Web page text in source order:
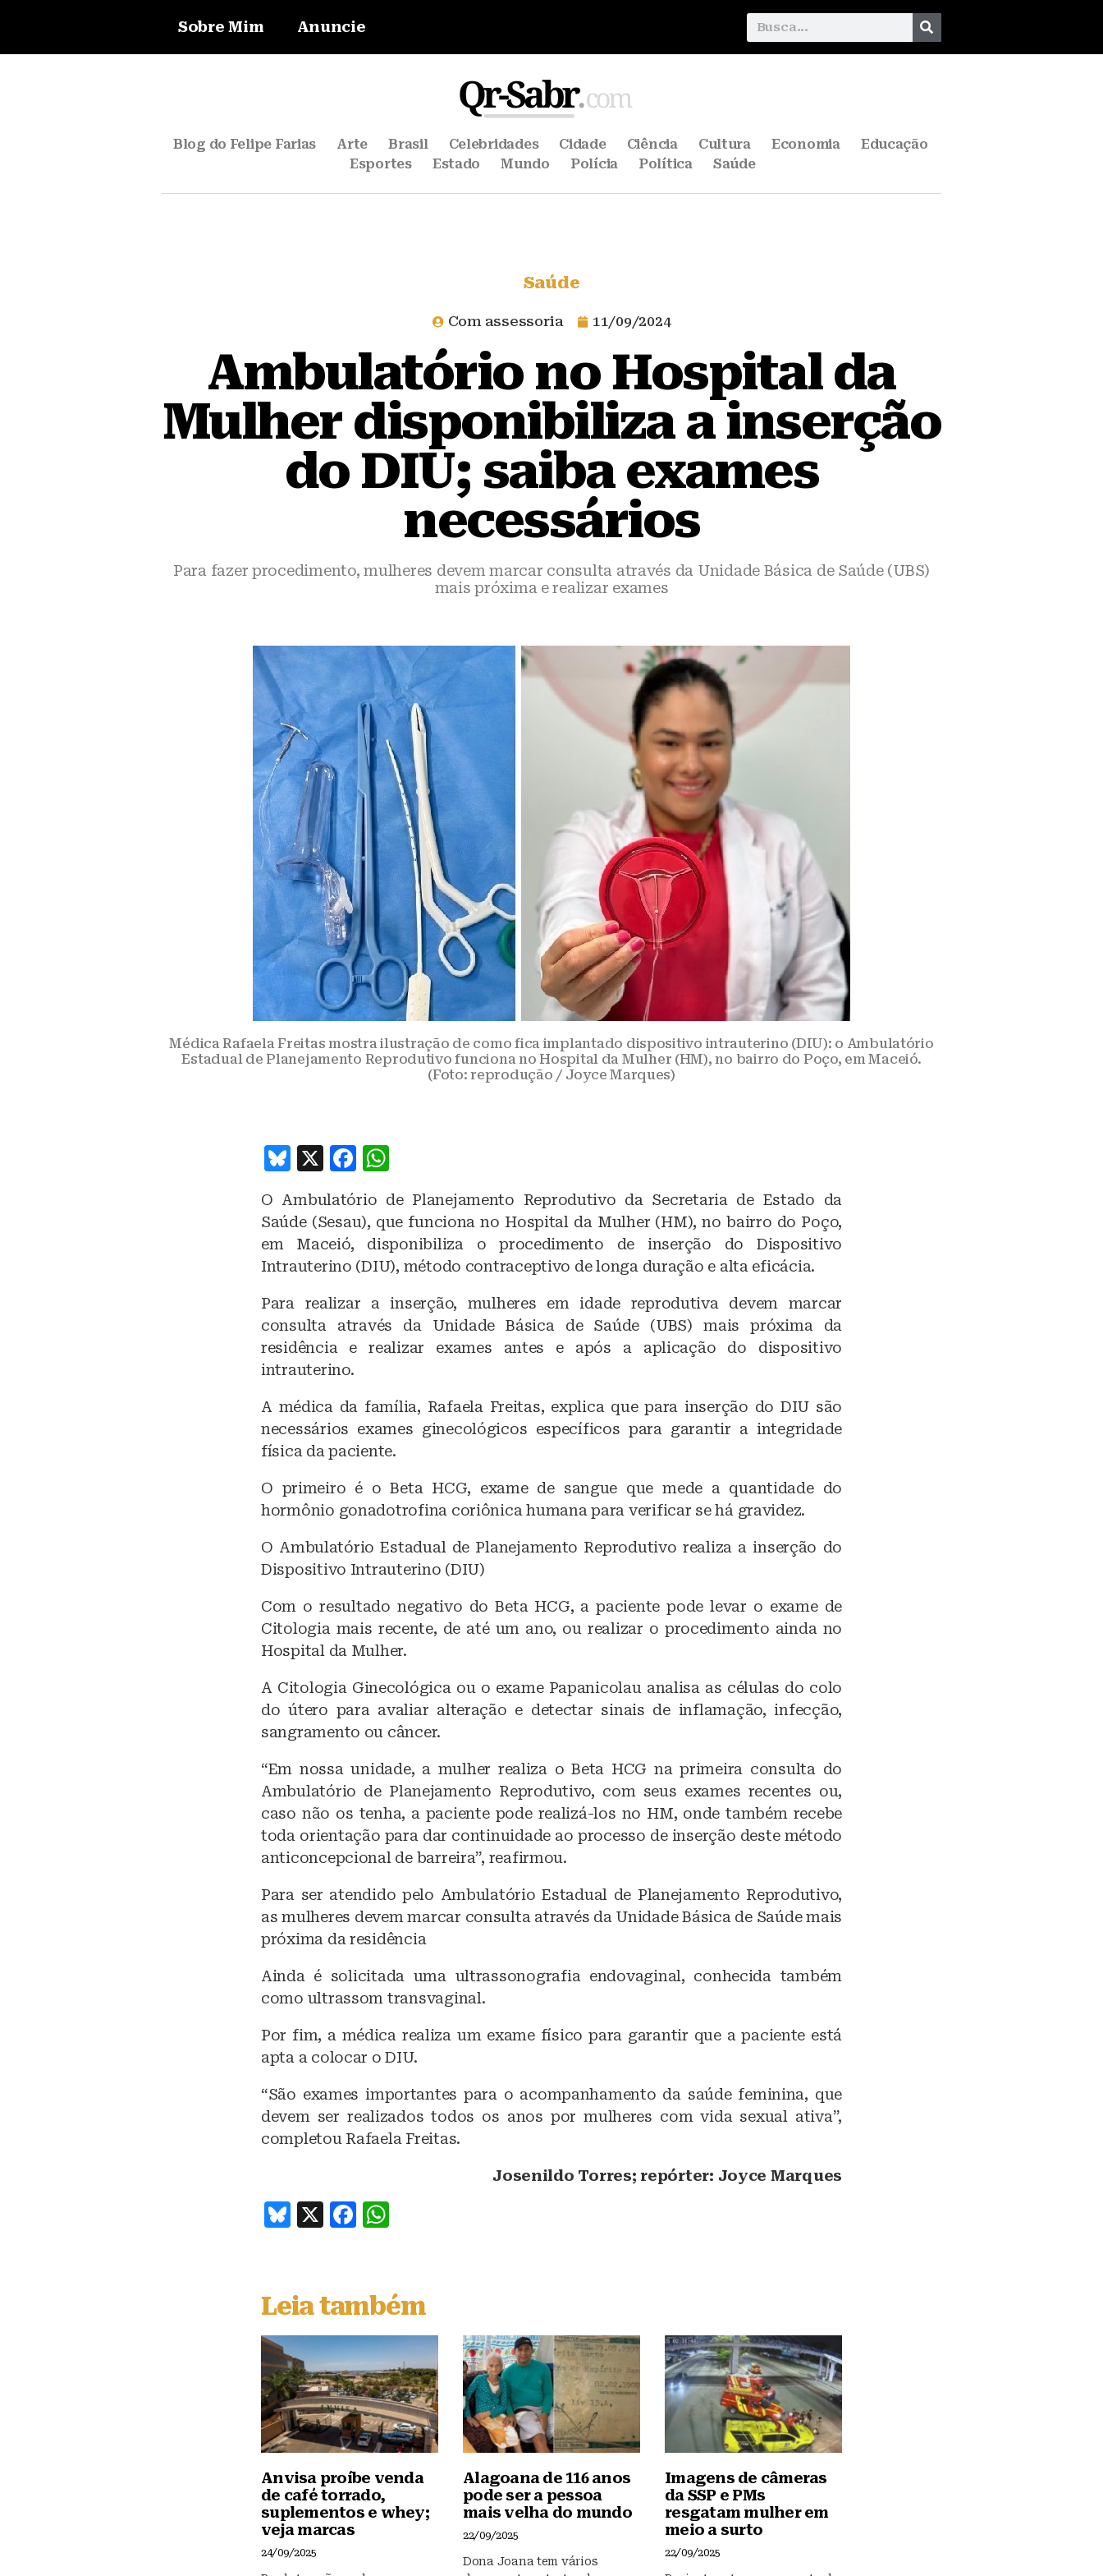
Sobre Mim Anuncie
Blog do Felipe Farias Arte Brasil Celebridades Cidade Ciência Cultura Economia
Educação
Esportes
Estado Mundo Polícia Política Saúde
Saúde
Com assessoria 11/09/2024
Ambulatório no Hospital da
Mulher disponibiliza a inserção
do DIU; saiba exames
necessários
Para fazer procedimento, mulheres devem marcar consulta através da Unidade Básica de Saúde (UBS)
mais próxima e realizar exames
Médica Rafaela Freitas mostra ilustração de como fica implantado dispositivo intrauterino (DIU): o Ambulatório
Estadual de Planejamento Reprodutivo funciona no Hospital da Mulher (HM), no bairro do Poço, em Maceió.
(Foto: reprodução / Joyce Marques)
B
e
s
k
X
F
c
e
b
o
k
at
s
A
p
p
O Ambulatório de Planejamento Reprodutivo da Secretaria de Estado da
Saúde (Sesau), que funciona no Hospital da Mulher (HM), no bairro do Poço,
em Maceió, disponibiliza o procedimento de inserção do Dispositivo
Intrauterino (DIU), método contraceptivo de longa duração e alta eficácia.
Para realizar a inserção, mulheres em idade reprodutiva devem marcar
consulta através da Unidade Básica de Saúde (UBS) mais próxima da
residência e realizar exames antes e após a aplicação do dispositivo
intrauterino.
A médica da família, Rafaela Freitas, explica que para inserção do DIU são
necessários exames ginecológicos específicos para garantir a integridade
física da paciente.
O primeiro é o Beta HCG, exame de sangue que mede a quantidade do
hormônio gonadotrofina coriônica humana para verificar se há gravidez.
O Ambulatório Estadual de Planejamento Reprodutivo realiza a inserção do
Dispositivo Intrauterino (DIU)
Com o resultado negativo do Beta HCG, a paciente pode levar o exame de
Citologia mais recente, de até um ano, ou realizar o procedimento ainda no
Hospital da Mulher.
A Citologia Ginecológica ou o exame Papanicolau analisa as células do colo
do útero para avaliar alteração e detectar sinais de inflamação, infecção,
sangramento ou câncer.
“Em nossa unidade, a mulher realiza o Beta HCG na primeira consulta do
Ambulatório de Planejamento Reprodutivo, com seus exames recentes ou,
caso não os tenha, a paciente pode realizá-los no HM, onde também recebe
toda orientação para dar continuidade ao processo de inserção deste método
anticoncepcional de barreira”, reafirmou.
Para ser atendido pelo Ambulatório Estadual de Planejamento Reprodutivo,
as mulheres devem marcar consulta através da Unidade Básica de Saúde mais
próxima da residência
Ainda é solicitada uma ultrassonografia endovaginal, conhecida também
como ultrassom transvaginal.
Por fim, a médica realiza um exame físico para garantir que a paciente está
apta a colocar o DIU.
“São exames importantes para o acompanhamento da saúde feminina, que
devem ser realizados todos os anos por mulheres com vida sexual ativa”,
completou Rafaela Freitas.
Josenildo Torres; repórter: Joyce Marques
B
s
k
y
X
F
e
b
o
o
k
s
A
p
p
Leia também
Anvisa proíbe venda
de café torrado,
suplementos e whey;
veja marcas
24/09/2025
Alagoana de 116 anos
pode ser a pessoa
mais velha do mundo
22/09/2025
Dona Joana tem vários
Imagens de câmeras
da SSP e PMs
resgatam mulher em
meio a surto
22/09/2025